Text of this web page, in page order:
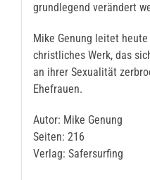
grundlegend verändert
Mike Genung leitet
christliches Werk, das
an ihrer Sexualität
Ehefrauen.
Autor: Mike Genung
Seiten: 216
Verlag: Safersurfing